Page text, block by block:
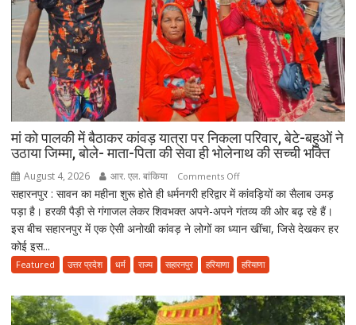
चिता
पर
अकेले
विदा
हो
गए
पिता,
वृद्धाश्रम
में
की
मौत
मां को पालकी में बैठाकर कांवड़ यात्रा पर निकला परिवार, बेटे-बहुओं ने
उठाया जिम्मा, बोले- माता-पिता की सेवा ही भोलेनाथ की सच्ची भक्ति
August 4, 2026 आर. एल. बांकिया Comments Offon
मां
को
पालकी
बैठाकर
यात्रा
पर
सहारनपुर : सावन का महीना शुरू होते ही धर्मनगरी हरिद्वार में कांवड़ियों का सैलाब उमड़
पड़ा है। हरकी पैड़ी से गंगाजल लेकर शिवभक्त अपने-अपने गंतव्य की ओर बढ़ रहे हैं।
इस बीच सहारनपुर में एक ऐसी अनोखी कांवड़ ने लोगों का ध्यान खींचा, जिसे देखकर हर
कोई इस...
Featured उत्तर प्रदेश धर्म राज्य सहारनपुर हरियाणा हरियाणा